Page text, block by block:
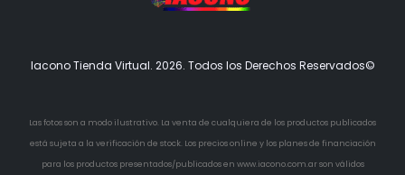
Iacono Tienda Virtual. 2026. Todos los Derechos Reservados©
Las fotos son a modo ilustrativo. La venta de cualquiera de los productos publicados
está sujeta a la verificación de stock. Los precios online y los planes de financiación
para los productos presentados/publicados en www.iacono.com.ar son válidos